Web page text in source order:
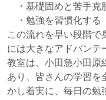
・基礎固めと苦手克
・勉強を習慣化する
この流れを早い段階で
には大きなアドバンテ
教室は、小田急小田原
あり、皆さんの学習を
かし着実に、毎日の勉